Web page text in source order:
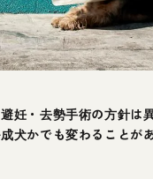
妊・去勢手術の方針は
犬かでも変わることが